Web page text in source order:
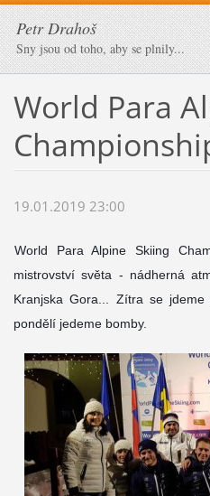
Petr Drahoš
Sny jsou od toho, aby se plnily...
World Para
19.01.2019 23:00
World Para Alpine Skiing
mistrovství světa - nádherná
Kranjska Gora... Zítra se
pondělí jedeme bomby.